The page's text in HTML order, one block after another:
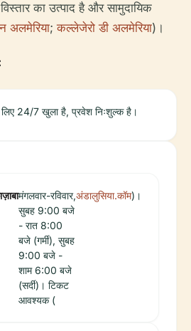
का उत्पाद है और सामुदायिक
अलमेरिया;कल्लेजेरो डी अलमेरिया)।
24/7 खुला है, प्रवेश निःशुल्क है।
मंगलवार-रविवार,
सुबह 9:00 बजे
- रात 8:00
बजे (गर्मी), सुबह
9:00 बजे -
शाम 6:00 बजे
(सर्दी)। टिकट
आवश्यक (
अंडालुसिया.कॉम)।